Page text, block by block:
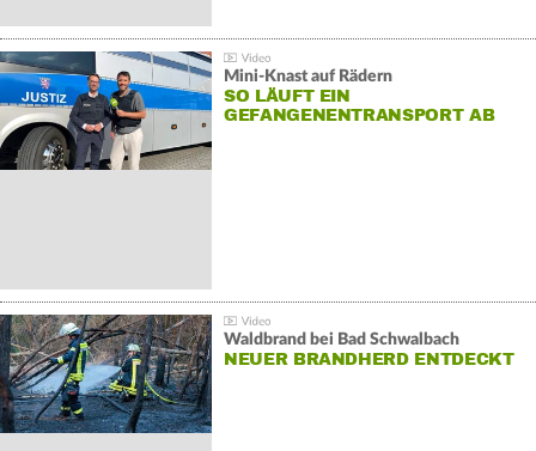
Mini-Knast auf Rädern
SO LÄUFT EIN
GEFANGENENTRANSPORT AB
Waldbrand bei Bad Schwalbach
NEUER BRANDHERD ENTDECKT